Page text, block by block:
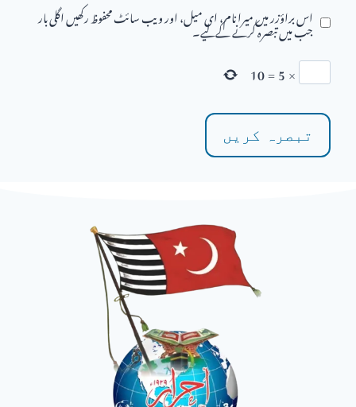
اس براؤزر میں میرا نام، ای میل، اور ویب سائٹ محفوظ رکھیں اگلی بار
جب میں تبصرہ کرنے کےلیے۔
×
5
=
10